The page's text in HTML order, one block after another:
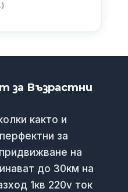
е:
лв.).
за Възрастни
както и
за
на
до 30км на
1кв 220v ток